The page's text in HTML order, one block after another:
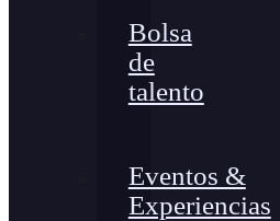
Bolsa
de
talento
Eventos &
Experiencias